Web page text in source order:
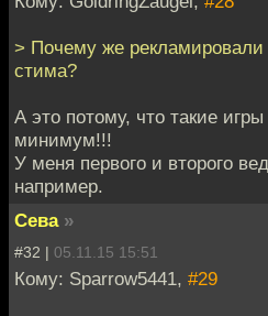
> Почему же рекламировали
стима?
А это потому, что такие
минимум!!!
У меня первого и второго
например.
Сева »
#32 | 05.11.15 15:51
Кому: Sparrow5441, #29